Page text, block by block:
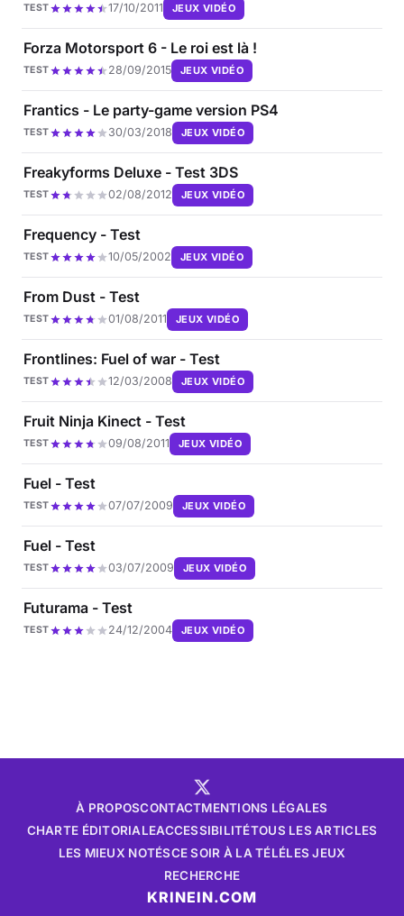
TEST 17/10/2011 JEUX VIDÉO
Forza Motorsport 6 - Le roi est là !
TEST 28/09/2015 JEUX VIDÉO
Frantics - Le party-game version PS4
TEST 30/03/2018 JEUX VIDÉO
Freakyforms Deluxe - Test 3DS
TEST 02/08/2012 JEUX VIDÉO
Frequency - Test
TEST 10/05/2002 JEUX VIDÉO
From Dust - Test
TEST 01/08/2011 JEUX VIDÉO
Frontlines: Fuel of war - Test
TEST 12/03/2008 JEUX VIDÉO
Fruit Ninja Kinect - Test
TEST 09/08/2011 JEUX VIDÉO
Fuel - Test
TEST 07/07/2009 JEUX VIDÉO
Fuel - Test
TEST 03/07/2009 JEUX VIDÉO
Futurama - Test
TEST 24/12/2004 JEUX VIDÉO
À PROPOSCONTACTMENTIONS LÉGALES
CHARTE ÉDITORIALEACCESSIBILITÉTOUS LES ARTICLES
LES MIEUX NOTÉSCE SOIR À LA TÉLÉLES JEUX
RECHERCHE
KRINEIN.COM